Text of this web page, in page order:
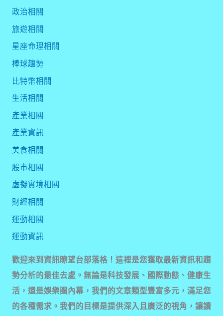
政治相關
旅遊相關
星座命理相關
棒球趨勢
比特幣相關
生活相關
產業相關
產業資訊
美食相關
股市相關
虛擬實境相關
財經相關
運動相關
運動資訊
歡迎來到資訊瞭望台部落格！這裡是您獲取最新資訊和趨
勢分析的最佳去處。無論是科技發展、國際動態、健康生
活，還是娛樂圈內幕，我們的文章類型豐富多元，滿足您
的各種需求。我們的目標是提供深入且廣泛的視角，讓讀